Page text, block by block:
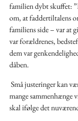
familien dybt skuffet:
om, at faddertiltalens
familiens side – var at
var forældrenes,
dem var
dåben.
Små justeringer kan
mange sammenhænge
skal ifølge det